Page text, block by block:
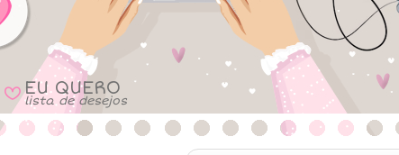
B EU QUERO
lista de desejos